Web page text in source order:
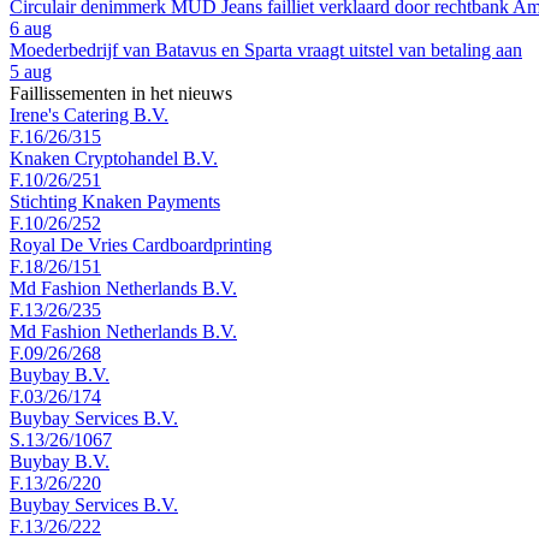
Circulair denimmerk MUD Jeans failliet verklaard door rechtbank
6 aug
Moederbedrijf van Batavus en Sparta vraagt uitstel van betaling aan
5 aug
Faillissementen in het nieuws
Irene's Catering B.V.
F.16/26/315
Knaken Cryptohandel B.V.
F.10/26/251
Stichting Knaken Payments
F.10/26/252
Royal De Vries Cardboardprinting
F.18/26/151
Md Fashion Netherlands B.V.
F.13/26/235
Md Fashion Netherlands B.V.
F.09/26/268
Buybay B.V.
F.03/26/174
Buybay Services B.V.
S.13/26/1067
Buybay B.V.
F.13/26/220
Buybay Services B.V.
F.13/26/222